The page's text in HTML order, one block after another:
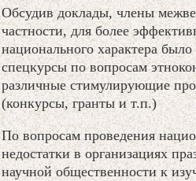
Обсудив доклады, члены
частности, для более
национального характера
спецкурсы по вопросам
различные стимулирующие
(конкурсы, гранты и т.п.)
По вопросам проведения
недостатки в организациях
научной общественности к